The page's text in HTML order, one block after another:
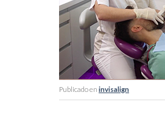
Publicado en invisalign